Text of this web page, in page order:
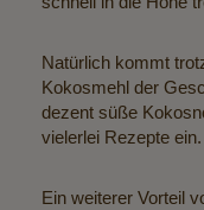
Natürlich kommt
Kokosmehl der
dezent süße
vielerlei Rezepte ein.
Ein weiterer Vorteil